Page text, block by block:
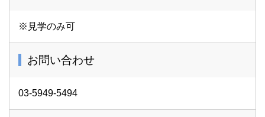
※見学のみ可
お問い合わせ
03-5949-5494